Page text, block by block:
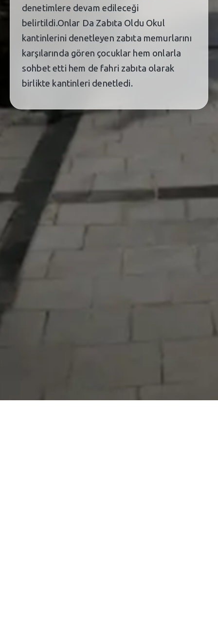
denetimlere devam edileceği
belirtildi.Onlar Da Zabıta Oldu Okul
kantinlerini denetleyen zabıta memurlarını
karşılarında gören çocuklar hem onlarla
sohbet etti hem de fahri zabıta olarak
birlikte kantinleri denetledi.